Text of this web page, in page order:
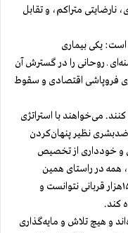
متراکم، و تقابل
یکی بیماری
ـ روحانی را در گسترش آن
فروپاشی اقتصادی و سقوط
می‌خواهند با استراتژی
نظیر پنهان‌کردن
و خودداری از تخصیص
همه در راستای همین
استراتژی شوم بوده و هست. اما این بیماری با ۱۵۰هزار قربانی نتوانست و
کند.
و هیچ تلاش و مایه‌گذاری